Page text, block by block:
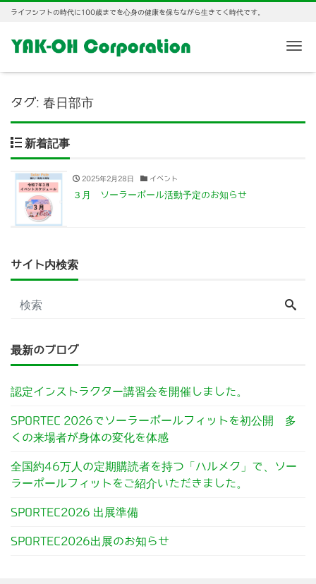
ライフシフトの時代に100歳までを心身の健康を保ちながら生きてく時代です。
タグ: 春日部市
新着記事
2025年2月28日 イベント
３月 ソーラーポール活動予定のお知らせ
サイト内検索
最新のブログ
認定インストラクター講習会を開催しました。
SPORTEC 2026でソーラーポールフィットを初公開 多
くの来場者が身体の変化を体感
全国約46万人の定期購読者を持つ「ハルメク」で、ソー
ラーポールフィットをご紹介いただきました。
SPORTEC2026 出展準備
SPORTEC2026出展のお知らせ